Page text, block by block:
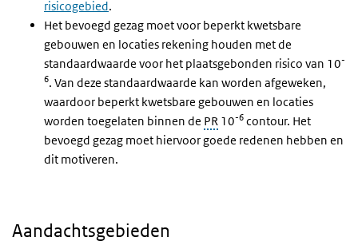
risicogebied.
Het bevoegd gezag moet voor beperkt kwetsbare
gebouwen en locaties rekening houden met de
standaardwaarde voor het plaatsgebonden risico van 10-
6. Van deze standaardwaarde kan worden afgeweken,
waardoor beperkt kwetsbare gebouwen en locaties
worden toegelaten binnen de PR 10-6contour. Het
bevoegd gezag moet hiervoor goede redenen hebben en
dit motiveren.
Aandachtsgebieden